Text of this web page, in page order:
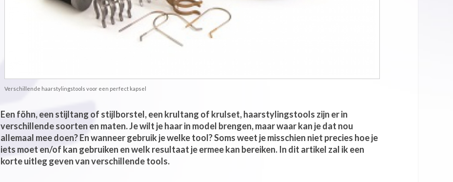
Verschillende haarstylingstools voor een perfect kapsel
Een föhn, een stijltang of stijlborstel, een krultang of krulset, haarstylingstools zijn er in
verschillende soorten en maten. Je wilt je haar in model brengen, maar waar kan je dat nou
allemaal mee doen? En wanneer gebruik je welke tool? Soms weet je misschien niet precies hoe je
iets moet en/of kan gebruiken en welk resultaat je ermee kan bereiken. In dit artikel zal ik een
korte uitleg geven van verschillende tools.